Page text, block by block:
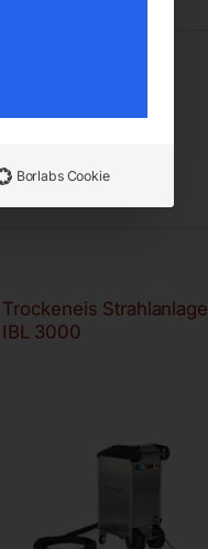
Trockeneis Strahlanlage
IBL 3000
Borlabs Cookie